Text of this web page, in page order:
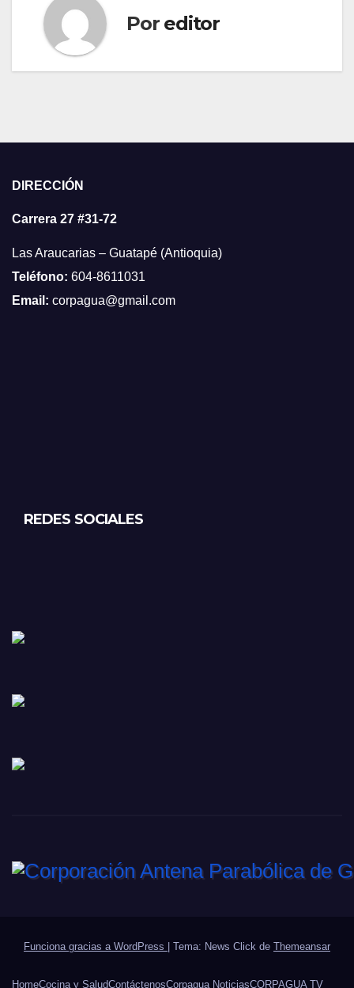
Por editor
DIRECCIÓN
Carrera 27 #31-72
Las Araucarias – Guatapé (Antioquia)
Teléfono: 604-8611031
Email: corpagua@gmail.com
REDES SOCIALES
Funciona gracias a WordPress Tema: News Click de Themeansar
HomeCocina y SaludContáctenosCorpagua NoticiasCORPAGUA TV